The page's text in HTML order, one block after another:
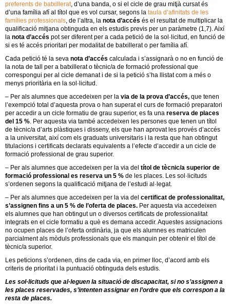
preferents de batxillerat, d’una banda, o si el cicle de grau mitjà cursat és
d’una família afí al títol que es vol cursar, segons la taula d’afinitats de les
famílies professionals, de l’altra, la nota d’accés és el resultat de multiplicar la
qualificació mitjana obtinguda en els estudis previs per un paràmetre (1,7). Així
la nota d’accés pot ser diferent per a cada petició de la sol·licitud, en funció de
si es té accés prioritari per modalitat de batxillerat o per família afí.
Cada petició té la seva nota d’accés calculada i s’assignarà o no en funció de
la nota de tall per a batxillerat o tècnic/a de formació professional que
correspongui per al cicle demanat i de si la petició s’ha llistat com a més o
menys prioritària en la sol·licitud.
– Per als alumnes que accedeixen per la via de la prova d’accés, que tenen
l’exempció total d’aquesta prova o han superat el curs de formació preparatori
per accedir a un cicle formatiu de grau superior, es fa una reserva de places
del 15 %. Per aquesta via també accedeixen les persones que tenen un títol
de tècnic/a d’arts plàstiques i disseny, els que han aprovat les provés d’accés
a la universitat, així com els graduats universitaris i la resta que han obtingut
titulacions i certificats declarats equivalents a l’efecte d’accedir a un cicle de
formació professional de grau superior.
– Per als alumnes que accedeixen per la via del títol de tècnic/a superior de
formació professional es reserva un 5 % de les places. Les sol·licituds
s’ordenen segons la qualificació mitjana de l’estudi al·legat.
– Per als alumnes que accedeixen per la via del certificat de professionalitat,
s’assignen fins a un 5 % de l’oferta de places. Per aquesta via accedeixen
els alumnes que han obtingut un o diversos certificats de professionalitat
integrats en el cicle formatiu a què es demana accedir. Aquestes assignacions
no ocupen places de l’oferta ordinària, ja que els alumnes es matriculen
parcialment als mòduls professionals que els manquin per obtenir el títol de
tècnic/a superior.
Les peticions s’ordenen, dins de cada via, en primer lloc, d’acord amb els
criteris de prioritat i la puntuació obtinguda dels estudis.
Les sol·licituds que al·leguen la situació de discapacitat, si no s’assignen a
les places reservades, s’intenten assignar en l’ordre que els correspon a la
resta de places.